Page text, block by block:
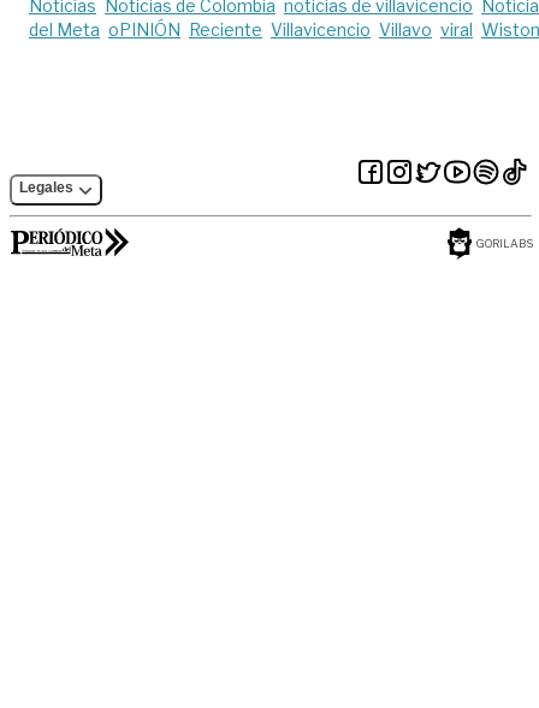
Noticias Noticias de Colombia noticias de villavicencio
del Meta oPINIÓN Reciente Villavicencio Villavo viral Wiston
Legales
GORILABS